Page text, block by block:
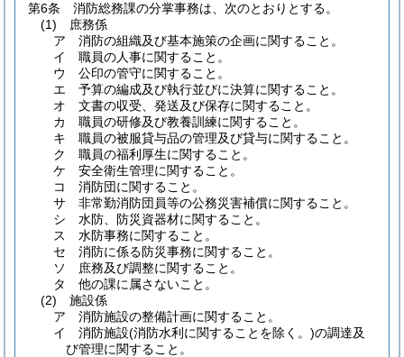
第6条
消防総務課の分掌事務は、次のとおりとする。
(1)
庶務係
ア
消防の組織及び基本施策の企画に関すること。
イ
職員の人事に関すること。
ウ
公印の管守に関すること。
エ
予算の編成及び執行並びに決算に関すること。
オ
文書の収受、発送及び保存に関すること。
カ
職員の研修及び教養訓練に関すること。
キ
職員の被服貸与品の管理及び貸与に関すること。
ク
職員の福利厚生に関すること。
ケ
安全衛生管理に関すること。
コ
消防団に関すること。
サ
非常勤消防団員等の公務災害補償に関すること。
シ
水防、防災資器材に関すること。
ス
水防事務に関すること。
セ
消防に係る防災事務に関すること。
ソ
庶務及び調整に関すること。
タ
他の課に属さないこと。
(2)
施設係
ア
消防施設の整備計画に関すること。
イ
消防施設(消防水利に関することを除く。)の調達及
び管理に関すること。